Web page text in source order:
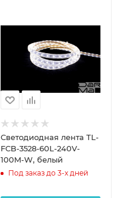
Светодиодная лента TL-
FCB-3528-60L-240V-
100M-W, белый
Под заказ до 3-х дней